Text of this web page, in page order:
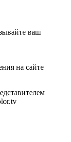
ваш
на сайте